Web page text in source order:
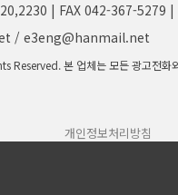
| FAX 042-367-5279
/ e3eng@hanmail.net
본 업체는 모든 광고전화
개인정보처리방침